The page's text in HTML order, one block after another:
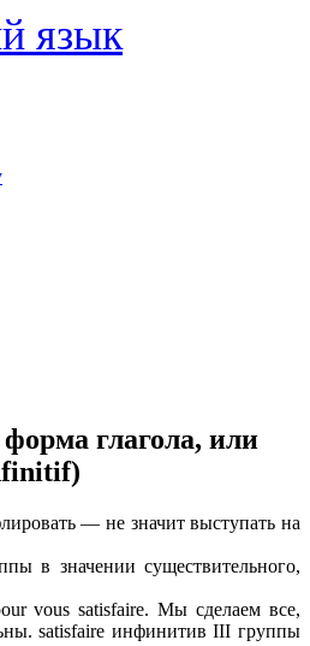
язык
глагола, или
— не значит выступать на
в значении существительного,
vous satisfaire. Мы сделаем все,
satisfaire инфинитив III группы